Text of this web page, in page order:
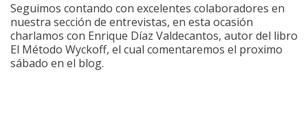
Seguimos contando con excelentes colaboradores en
nuestra sección de entrevistas, en esta ocasión
charlamos con Enrique Díaz Valdecantos, autor del libro
El Método Wyckoff, el cual comentaremos el proximo
sábado en el blog.